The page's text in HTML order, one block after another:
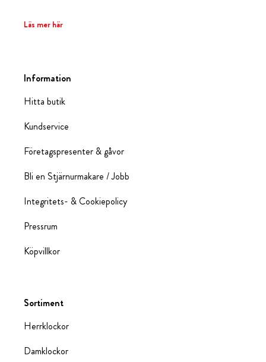
Läs mer här
Information
Hitta butik
Kundservice
Företagspresenter & gåvor
Bli en Stjärnurmakare / Jobb
Integritets- & Cookiepolicy
Pressrum
Köpvillkor
Sortiment
Herrklockor
Damklockor